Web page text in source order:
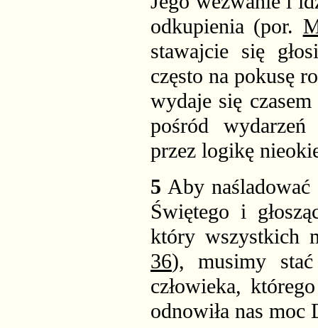
odkupienia (por.
stawajcie się
często na pokusę
wydaje się
pośród wydarzeń
przez logikę
5 Aby
Świętego i
który wszystkich
36), musimy
człowieka,
odnowiła nas moc